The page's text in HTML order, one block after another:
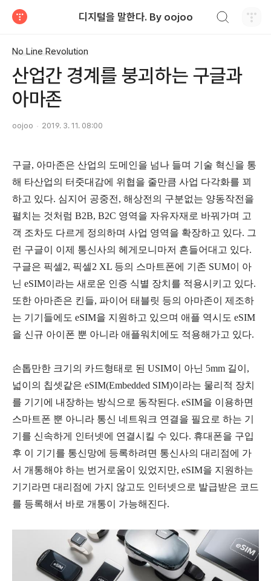
디지털을 말한다. By oojoo
No Line Revolution
산업간 경계를 붕괴하는 구글과
아마존
oojoo 2019. 3. 11. 08:00
구글, 아마존은 산업의 도메인을 넘나 들며 기술 혁신을 통
해 타산업의 터줏대감에 위협을 줄만큼 사업 다각화를 꾀
하고 있다. 심지어 공중전, 해상전의 구분없는 양동작전을
펼치는 것처럼 B2B, B2C 영역을 자유자재로 바꿔가며 고
객 조차도 다르게 정의하며 사업 영역을 확장하고 있다. 그
런 구글이 이제 통신사의 헤게모니마저 흔들어대고 있다.
구글은 픽셀2, 픽셀2 XL 등의 스마트폰에 기존 SUM이 아
닌 eSIM이라는 새로운 인증 식별 장치를 적용시키고 있다.
또한 아마존은 킨들, 파이어 태블릿 등의 아마존이 제조하
는 기기들에도 eSIM을 지원하고 있으며 애플 역시도 eSIM
을 신규 아이폰 뿐 아니라 애플워치에도 적용해가고 있다.
손톱만한 크기의 카드형태로 된 USIM이 아닌 5mm 길이,
넓이의 칩셋같은 eSIM(Embedded SIM)이라는 물리적 장치
를 기기에 내장하는 방식으로 동작된다. eSIM을 이용하면
스마트폰 뿐 아니라 통신 네트워크 연결을 필요로 하는 기
기를 신속하게 인터넷에 연결시킬 수 있다. 휴대폰을 구입
후 이 기기를 통신망에 등록하려면 통신사의 대리점에 가
서 개통해야 하는 번거로움이 있었지만, eSIM을 지원하는
기기라면 대리점에 가지 않고도 인터넷으로 발급받은 코드
를 등록해서 바로 개통이 가능해진다.